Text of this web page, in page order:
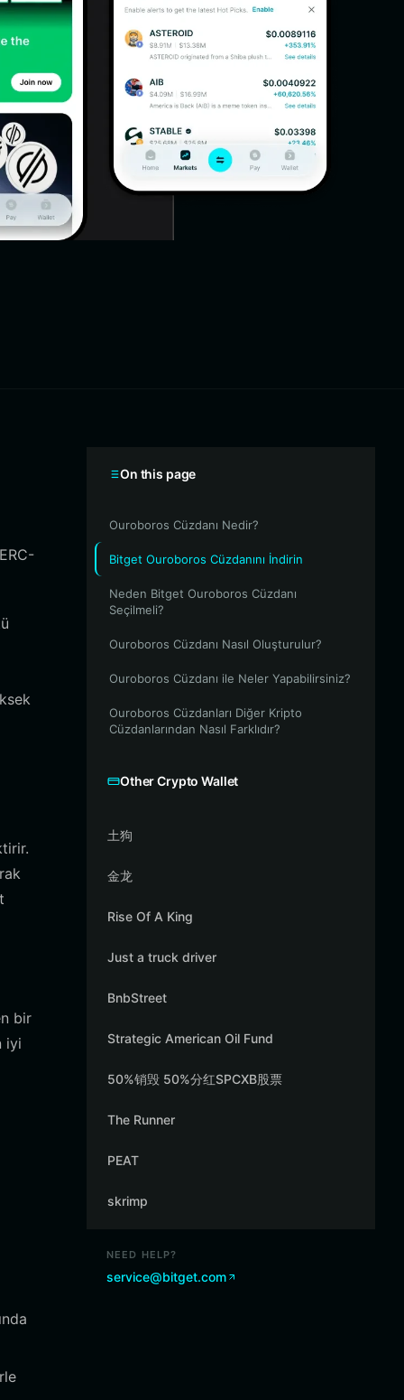
bir
iyi
On this page
Ouroboros Cüzdanı Nedir?
Bitget Ouroboros Cüzdanını İndirin
Neden Bitget Ouroboros Cüzdanı
Seçilmeli?
Ouroboros Cüzdanı Nasıl Oluşturulur?
Ouroboros Cüzdanı ile Neler Yapabilirsiniz?
Ouroboros Cüzdanları Diğer Kripto
Cüzdanlarından Nasıl Farklıdır?
Other Crypto Wallet
土狗
金龙
Rise Of A King
Just a truck driver
BnbStreet
Strategic American Oil Fund
50%销毁 50%分红SPCXB股票
The Runner
PEAT
skrimp
NEED HELP?
service@bitget.com